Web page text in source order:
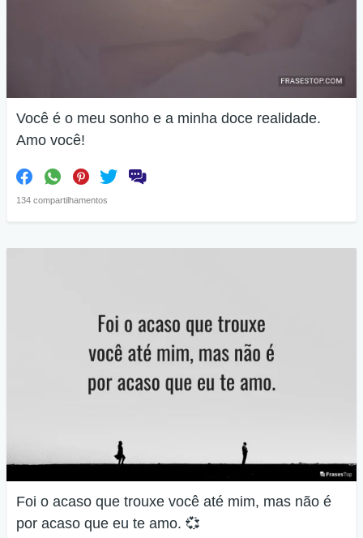
Você é o meu sonho e a minha doce realidade.
Amo você!
134 compartilhamentos
Foi o acaso que trouxe você até mim, mas não é
por acaso que eu te amo. 💞